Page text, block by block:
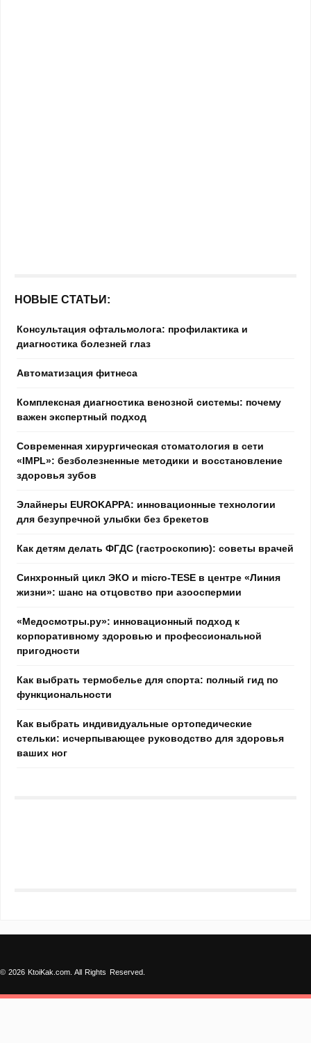
НОВЫЕ СТАТЬИ:
Консультация офтальмолога: профилактика и
диагностика болезней глаз
Автоматизация фитнеса
Комплексная диагностика венозной системы: почему
важен экспертный подход
Современная хирургическая стоматология в сети
«IMPL»: безболезненные методики и восстановление
здоровья зубов
Элайнеры EUROKAPPA: инновационные технологии
для безупречной улыбки без брекетов
Как детям делать ФГДС (гастроскопию): советы врачей
Синхронный цикл ЭКО и micro-TESE в центре «Линия
жизни»: шанс на отцовство при азооспермии
«Медосмотры.ру»: инновационный подход к
корпоративному здоровью и профессиональной
пригодности
Как выбрать термобелье для спорта: полный гид по
функциональности
Как выбрать индивидуальные ортопедические
стельки: исчерпывающее руководство для здоровья
ваших ног
© 2026 KtoiKak.com. All Rights Reserved.